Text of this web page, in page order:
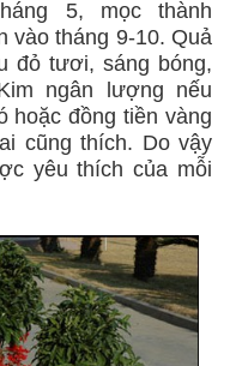
5, mọc thành
vào tháng 9-10. Quả
đỏ tươi, sáng bóng,
ngân lượng nếu
hoặc đồng tiền vàng
cũng thích. Do vậy
yêu thích của mỗi